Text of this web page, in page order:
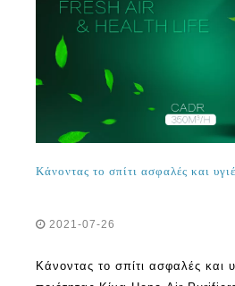
2021-07-26
Κάνοντας το σπίτι ασφαλές και